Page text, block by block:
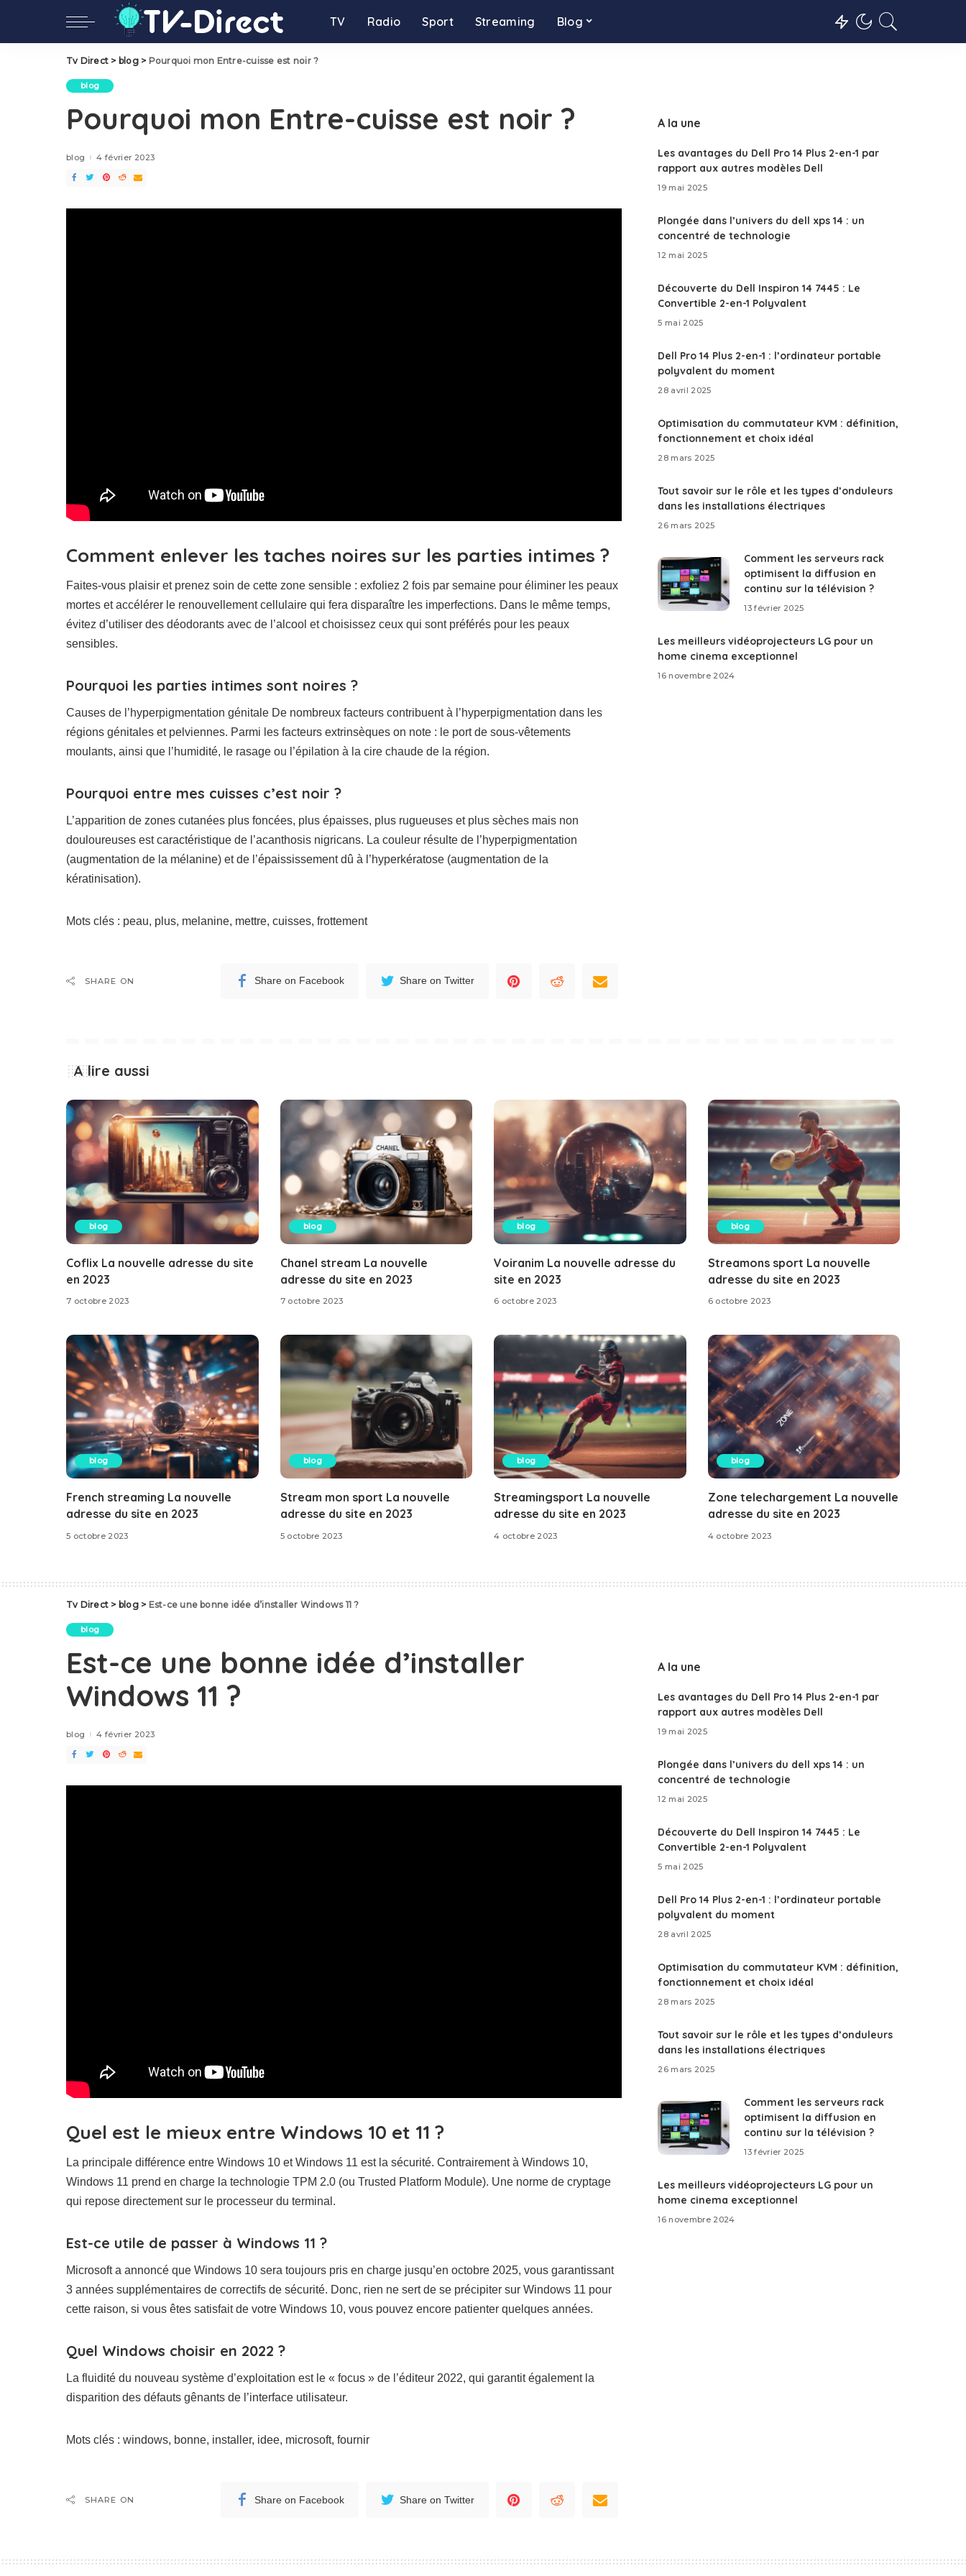
TV Radio Sport Streaming Blog
Tv Direct > blog> Pourquoi mon Entre-cuisse est noir ?
blog
Pourquoi mon Entre-cuisse est noir ?
blog 4 février 2023
Comment enlever les taches noires sur les parties intimes ?
Faites-vous plaisir et prenez soin de cette zone sensible : exfoliez 2 fois par semaine pour éliminer les peaux
mortes et accélérer le renouvellement cellulaire qui fera disparaître les imperfections. Dans le même temps,
évitez d’utiliser des déodorants avec de l’alcool et choisissez ceux qui sont préférés pour les peaux
sensibles.
Pourquoi les parties intimes sont noires ?
Causes de l’hyperpigmentation génitale De nombreux facteurs contribuent à l’hyperpigmentation dans les
régions génitales et pelviennes. Parmi les facteurs extrinsèques on note : le port de sous-vêtements
moulants, ainsi que l’humidité, le rasage ou l’épilation à la cire chaude de la région.
Pourquoi entre mes cuisses c’est noir ?
L’apparition de zones cutanées plus foncées, plus épaisses, plus rugueuses et plus sèches mais non
douloureuses est caractéristique de l’acanthosis nigricans. La couleur résulte de l’hyperpigmentation
(augmentation de la mélanine) et de l’épaississement dû à l’hyperkératose (augmentation de la
kératinisation).
Mots clés : peau, plus, melanine, mettre, cuisses, frottement
SHARE ON Share on Facebook Share on Twitter
A la une
Les avantages du Dell Pro 14 Plus 2-en-1 par
rapport aux autres modèles Dell
19 mai 2025
Plongée dans l’univers du dell xps 14 : un
concentré de technologie
12 mai 2025
Découverte du Dell Inspiron 14 7445 : Le
Convertible 2-en-1 Polyvalent
5 mai 2025
Dell Pro 14 Plus 2-en-1 : l’ordinateur portable
polyvalent du moment
28 avril 2025
Optimisation du commutateur KVM : définition,
fonctionnement et choix idéal
28 mars 2025
Tout savoir sur le rôle et les types d’onduleurs
dans les installations électriques
26 mars 2025
Comment les serveurs rack
optimisent la diffusion en
continu sur la télévision ?
13 février 2025
Les meilleurs vidéoprojecteurs LG pour un
home cinema exceptionnel
16 novembre 2024
A lire aussi
blog
Coflix La nouvelle adresse du site
en 2023
7 octobre 2023
blog
Chanel stream La nouvelle
adresse du site en 2023
7 octobre 2023
blog
Voiranim La nouvelle adresse du
site en 2023
6 octobre 2023
blog
Streamons sport La nouvelle
adresse du site en 2023
6 octobre 2023
blog
French streaming La nouvelle
adresse du site en 2023
5 octobre 2023
blog
Stream mon sport La nouvelle
adresse du site en 2023
5 octobre 2023
blog
Streamingsport La nouvelle
adresse du site en 2023
4 octobre 2023
blog
Zone telechargement La nouvelle
adresse du site en 2023
4 octobre 2023
Tv Direct > blog> Est-ce une bonne idée d’installer Windows 11 ?
blog
Est-ce une bonne idée d’installer
Windows 11 ?
blog 4 février 2023
Quel est le mieux entre Windows 10 et 11 ?
La principale différence entre Windows 10 et Windows 11 est la sécurité. Contrairement à Windows 10,
Windows 11 prend en charge la technologie TPM 2.0 (ou Trusted Platform Module). Une norme de cryptage
qui repose directement sur le processeur du terminal.
Est-ce utile de passer à Windows 11 ?
Microsoft a annoncé que Windows 10 sera toujours pris en charge jusqu’en octobre 2025, vous garantissant
3 années supplémentaires de correctifs de sécurité. Donc, rien ne sert de se précipiter sur Windows 11 pour
cette raison, si vous êtes satisfait de votre Windows 10, vous pouvez encore patienter quelques années.
Quel Windows choisir en 2022 ?
La fluidité du nouveau système d’exploitation est le « focus » de l’éditeur 2022, qui garantit également la
disparition des défauts gênants de l’interface utilisateur.
Mots clés : windows, bonne, installer, idee, microsoft, fournir
SHARE ON Share on Facebook Share on Twitter
A la une
Les avantages du Dell Pro 14 Plus 2-en-1 par
rapport aux autres modèles Dell
19 mai 2025
Plongée dans l’univers du dell xps 14 : un
concentré de technologie
12 mai 2025
Découverte du Dell Inspiron 14 7445 : Le
Convertible 2-en-1 Polyvalent
5 mai 2025
Dell Pro 14 Plus 2-en-1 : l’ordinateur portable
polyvalent du moment
28 avril 2025
Optimisation du commutateur KVM : définition,
fonctionnement et choix idéal
28 mars 2025
Tout savoir sur le rôle et les types d’onduleurs
dans les installations électriques
26 mars 2025
Comment les serveurs rack
optimisent la diffusion en
continu sur la télévision ?
13 février 2025
Les meilleurs vidéoprojecteurs LG pour un
home cinema exceptionnel
16 novembre 2024